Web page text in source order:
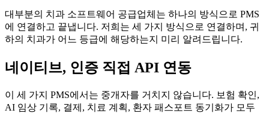
대부분의 치과 소프트웨어 공급업체는 하나의 방식으로 PMS
에 연결하고 끝냅니다. 저희는 세 가지 방식으로 연결하며, 귀
하의 치과가 어느 등급에 해당하는지 미리 알려드립니다.
네이티브, 인증 직접 API 연동
이 세 가지 PMS에서는 중개자를 거치지 않습니다. 보험 확인,
AI 임상 기록, 결제, 치료 계획, 환자 패스포트 동기화가 모두